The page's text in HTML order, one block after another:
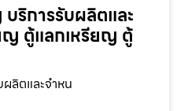
ริการรับผลิตและ
ญ ตู้แลกเหรียญ ตู้
ลิตและจำหน